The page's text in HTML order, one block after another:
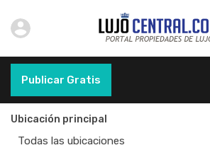
Publicar Gratis
Ubicación principal
Todas las ubicaciones